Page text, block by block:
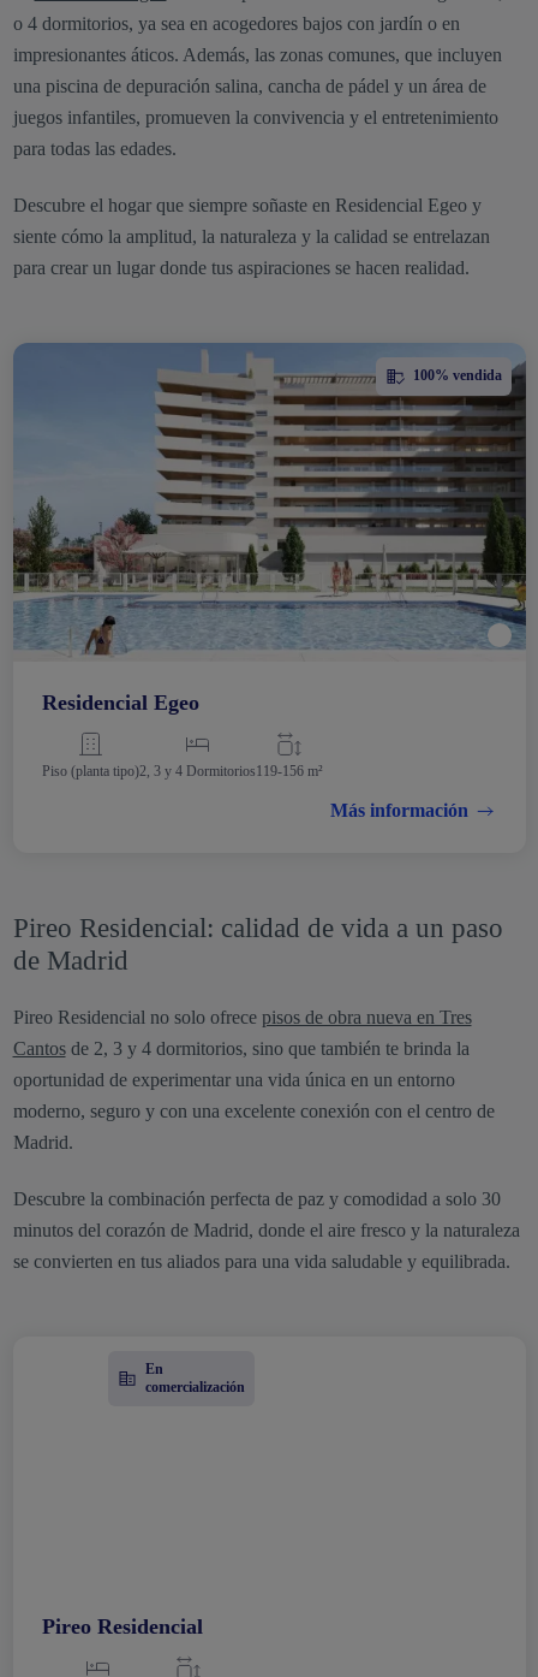
o 4 dormitorios, ya sea en acogedores bajos con jardín o en
impresionantes áticos. Además, las zonas comunes, que incluyen
una piscina de depuración salina, cancha de pádel y un área de
juegos infantiles, promueven la convivencia y el entretenimiento
para todas las edades.
Descubre el hogar que siempre soñaste en Residencial Egeo y
siente cómo la amplitud, la naturaleza y la calidad se entrelazan
para crear un lugar donde tus aspiraciones se hacen realidad.
100% vendida
Residencial Egeo
Piso (planta tipo)2, 3 y 4 Dormitorios119-156 m²
Más información
Pireo Residencial: calidad de vida a un paso
de Madrid
Pireo Residencial no solo ofrece pisos de obra nueva en Tres
Cantosde 2, 3 y 4 dormitorios, sino que también te brinda la
oportunidad de experimentar una vida única en un entorno
moderno, seguro y con una excelente conexión con el centro de
Madrid.
Descubre la combinación perfecta de paz y comodidad a solo 30
minutos del corazón de Madrid, donde el aire fresco y la naturaleza
se convierten en tus aliados para una vida saludable y equilibrada.
En
comercialización
Pireo Residencial